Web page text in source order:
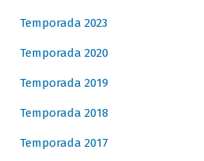
Temporada 2023
Temporada 2020
Temporada 2019
Temporada 2018
Temporada 2017